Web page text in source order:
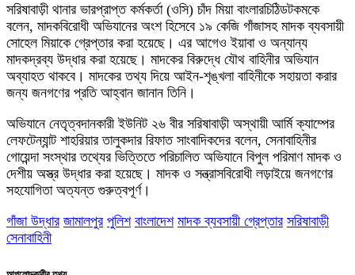
সরিষাবাড়ী থানার ভারপ্রাপ্ত কর্মকর্তা (ওসি) চাঁদ মিয়া বাংলারচিঠিডটকমকে
বলেন, মাদকবিরোধী অভিযানের অংশ হিসেবে ১৯ কেজি গাঁজাসহ মাদক ব্যবসায়ী
সোহেল মিয়াকে গ্রেপ্তার করা হয়েছে। এর আগেও ইয়াবা ও অন্যান্য
মাদকদ্রব্য উদ্ধার করা হয়েছে। মাদকের বিরুদ্ধে যৌথ বাহিনীর অভিযান
অব্যাহত থাকবে। মাদকের তথ্য দিয়ে আইন-শৃঙ্খলা বাহিনীকে সহায়তা করার
জন্য জনগণের প্রতি আহ্বান জানান তিনি।
অভিযানে নেতৃত্বদানকারী ইউনিট ২৬ বীর সরিষাবাড়ী অস্থায়ী আর্মি ক্যাম্পের
লেফটেন্যান্ট শাহরিয়ার তালুকদার রিফাত সাংবাদিকদের বলেন, সেনাবাহিনীর
গোয়েন্দা সংস্থার তথ্যের ভিত্তিতে পরিচালিত অভিযানে বিপুল পরিমাণ মাদক ও
দেশীয় অস্ত্র উদ্ধার করা হয়েছে। মাদক ও সন্ত্রাসবিরোধী লড়াইয়ে জনগণের
সহযোগিতা অত্যন্ত গুরুত্বপূর্ণ।
গাঁজা উদ্ধার জামালপুর পুলিশ বাংলাদেশ মাদক ব্যবসায়ী গ্রেপ্তার সরিষাবাড়ী
সেনাবাহিনী